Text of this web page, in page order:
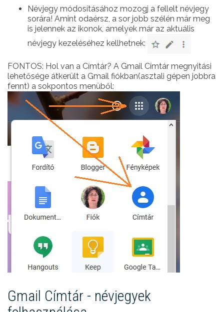
Névjegy módosításához mozogj a fellelt névjegy
sorára! Amint odaérsz, a sor jobb szélén már meg
is jelennek az ikonok, amelyek már az aktuális
névjegy kezeléséhez kellhetnek:
FONTOS: Hol van a Címtár? A Gmail Címtár megnyitási
lehetősége átkerült a Gmail fiókban(asztali gépen jobbra
fennt) a sokpontos menüből:
Gmail Címtár - névjegyek